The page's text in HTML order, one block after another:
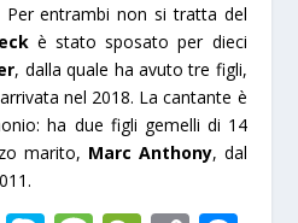
entrambi non si tratta del
è stato sposato per dieci
, dalla quale ha avuto tre figli,
nel 2018. La cantante è
ha due figli gemelli di 14
marito, Marc Anthony, dal